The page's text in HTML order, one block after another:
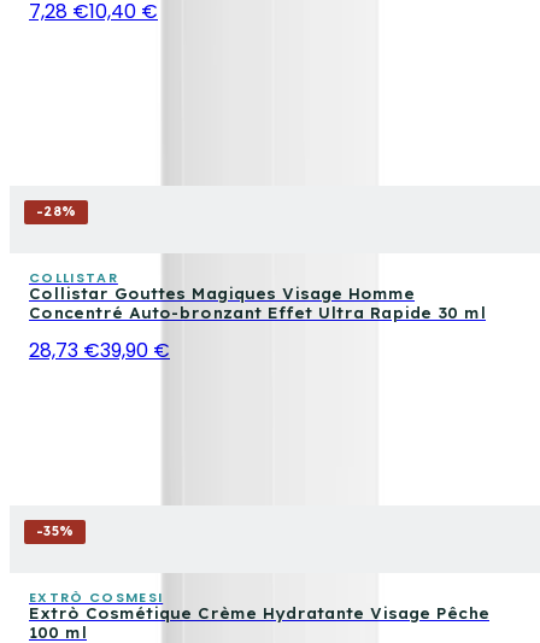
7,28 €10,40 €
-28%
COLLISTAR
Collistar Gouttes Magiques Visage Homme
Concentré Auto-bronzant Effet Ultra Rapide 30 ml
28,73 €39,90 €
-35%
EXTRÒ COSMESI
Extrò Cosmétique Crème Hydratante Visage Pêche
100 ml